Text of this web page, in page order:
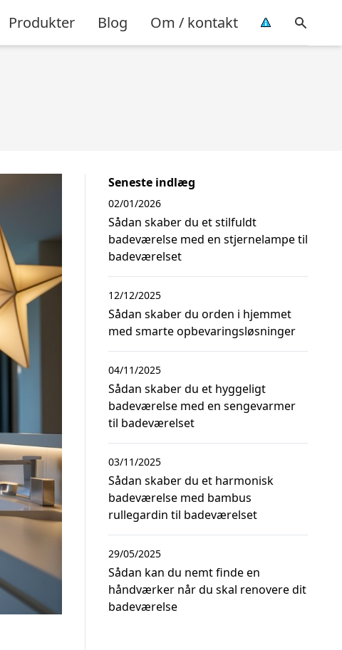
Produkter Blog Om / kontakt
Seneste indlæg
Sådan skaber du et stilfuldt
badeværelse med en stjernelampe til
badeværelset
02/01/2026
Sådan skaber du orden i hjemmet
med smarte opbevaringsløsninger
12/12/2025
Sådan skaber du et hyggeligt
badeværelse med en sengevarmer
til badeværelset
04/11/2025
Sådan skaber du et harmonisk
badeværelse med bambus
rullegardin til badeværelset
03/11/2025
Sådan kan du nemt finde en
håndværker når du skal renovere dit
badeværelse
29/05/2025